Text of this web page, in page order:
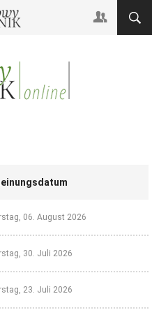
06. August 2026
30. Juli 2026
23. Juli 2026
und